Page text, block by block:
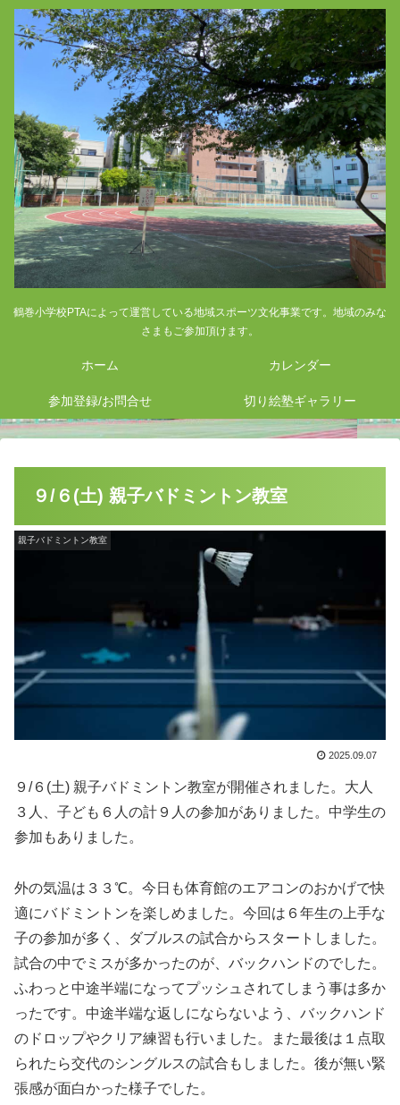
鶴巻小学校PTAによって運営している地域スポーツ文化事業です。地域のみな
さまもご参加頂けます。
ホーム カレンダー
参加登録/お問合せ 切り絵塾ギャラリー
９/６(土) 親子バドミントン教室
親子バドミントン教室
2025.09.07
９/６(土) 親子バドミントン教室が開催されました。大人
３人、子ども６人の計９人の参加がありました。中学生の
参加もありました。
外の気温は３３℃。今日も体育館のエアコンのおかげで快
適にバドミントンを楽しめました。今回は６年生の上手な
子の参加が多く、ダブルスの試合からスタートしました。
試合の中でミスが多かったのが、バックハンドのでした。
ふわっと中途半端になってプッシュされてしまう事は多か
ったです。中途半端な返しにならないよう、バックハンド
のドロップやクリア練習も行いました。また最後は１点取
られたら交代のシングルスの試合もしました。後が無い緊
張感が面白かった様子でした。